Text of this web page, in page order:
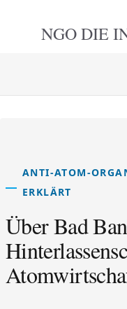
NGO DIE
ANTI-ATOM-
ERKLÄRT
Über Bad